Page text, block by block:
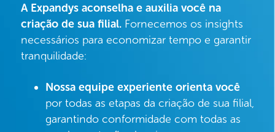
A Expandys aconselha e auxilia você na
criação de sua filial.Fornecemos os insights
necessários para economizar tempo e garantir
tranquilidade:
Nossa equipe experiente orienta você
por todas as etapas da criação de sua filial,
garantindo conformidade com todas as